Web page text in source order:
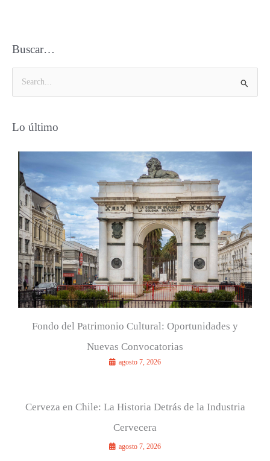
Buscar…
c
Lo último
Fondo del Patrimonio Cultural: Oportunidades y
Nuevas Convocatorias
agosto 7, 2026
Cerveza en Chile: La Historia Detrás de la Industria
Cervecera
agosto 7, 2026